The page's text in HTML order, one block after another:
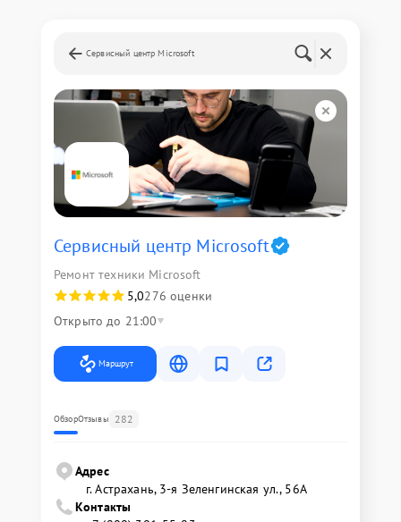
Сервисный центр Microsoft
Сервисный центр Microsoft
Ремонт техники Microsoft
5,0276 оценки
Открыто до 21:00
Маршрут
ОбзорОтзывы 282
Адрес
г. Астрахань, 3-я Зеленгинская ул., 56А
Контакты